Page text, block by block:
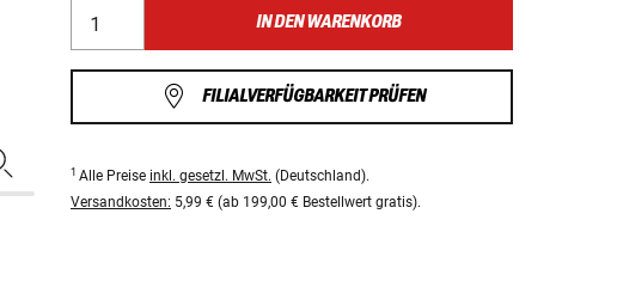
IN DEN WARENKORB
FILIALVERFÜGBARKEIT PRÜFEN
1 Alle Preise inkl. gesetzl. MwSt. (Deutschland).
Versandkosten: 5,99 € (ab 199,00 € Bestellwert gratis).